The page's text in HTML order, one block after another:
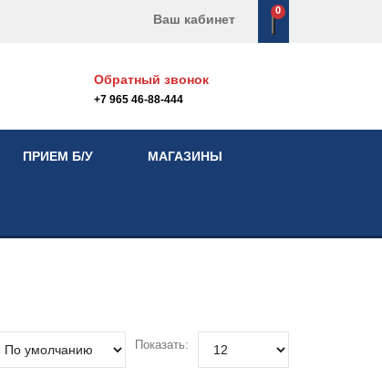
Ваш кабинет
0
Обратный звонок
+7 965 46-88-444
ПРИЕМ Б/У МАГАЗИНЫ
Показать: